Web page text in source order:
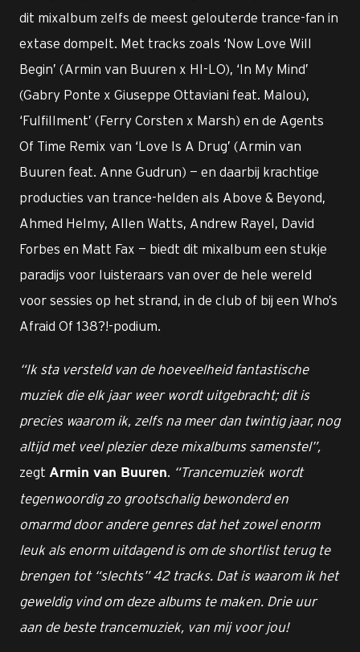
dit mixalbum zelfs de meest gelouterde trance-fan in
extase dompelt. Met tracks zoals ‘Now Love Will
Begin’ (Armin van Buuren x HI-LO), ‘In My Mind’
(Gabry Ponte x Giuseppe Ottaviani feat. Malou),
‘Fulfillment’ (Ferry Corsten x Marsh) en de Agents
Of Time Remix van ‘Love Is A Drug’ (Armin van
Buuren feat. Anne Gudrun) — en daarbij krachtige
producties van trance-helden als Above & Beyond,
Ahmed Helmy, Allen Watts, Andrew Rayel, David
Forbes en Matt Fax — biedt dit mixalbum een stukje
paradijs voor luisteraars van over de hele wereld
voor sessies op het strand, in de club of bij een Who’s
Afraid Of 138?!-podium.
“Ik sta versteld van de hoeveelheid fantastische
muziek die elk jaar weer wordt uitgebracht; dit is
precies waarom ik, zelfs na meer dan twintig jaar, nog
altijd met veel plezier deze mixalbums samenstel”,
zegt Armin van Buuren. “Trancemuziek wordt
tegenwoordig zo grootschalig bewonderd en
omarmd door andere genres dat het zowel enorm
leuk als enorm uitdagend is om de shortlist terug te
brengen tot “slechts” 42 tracks. Dat is waarom ik het
geweldig vind om deze albums te maken. Drie uur
aan de beste trancemuziek, van mij voor jou!